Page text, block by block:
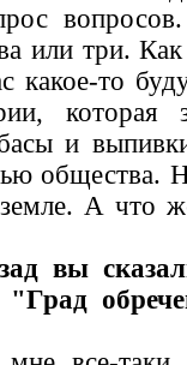
или три. Как
какое-то
которая
и
общества.
А что
вы